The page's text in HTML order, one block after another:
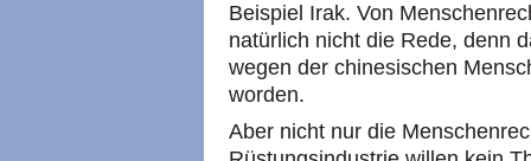
Beispiel Irak. Von
natürlich nicht die Rede, denn
wegen der chinesischen
worden.
Aber nicht nur die